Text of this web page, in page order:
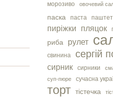
морозиво овочевий
паска паста паштет
пиріжки пляцок
риба рулет
свинина сергiй
сирник сирники
суп-пюре сучасна
торт тістечка